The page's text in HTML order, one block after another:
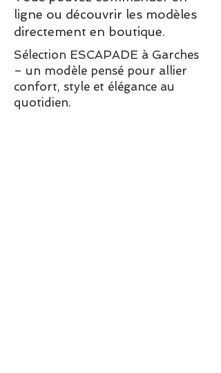
ligne ou découvrir les modèles
directement en boutique.
Sélection ESCAPADE à Garches
– un modèle pensé pour allier
confort, style et élégance au
quotidien.